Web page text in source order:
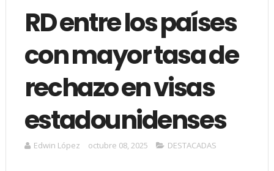
RD entre los países
con mayor tasa de
rechazo en visas
estadounidenses
Edwin López octubre 08, 2025 DESTACADAS